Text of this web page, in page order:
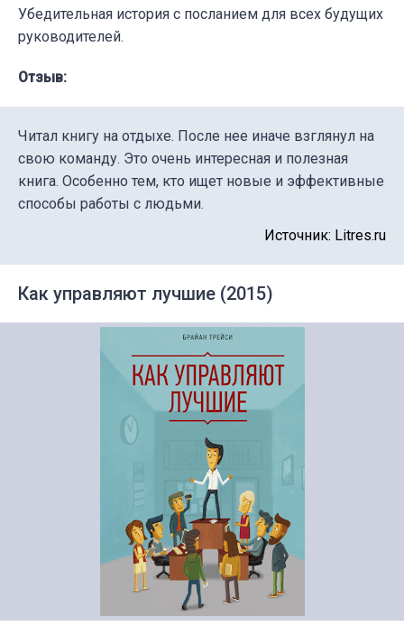
Убедительная история с посланием для всех будущих
руководителей.
Отзыв:
Читал книгу на отдыхе. После нее иначе взглянул на
свою команду. Это очень интересная и полезная
книга. Особенно тем, кто ищет новые и эффективные
способы работы с людьми.
Источник: Litres.ru
Как управляют лучшие (2015)